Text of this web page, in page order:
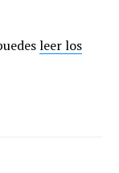
leer los